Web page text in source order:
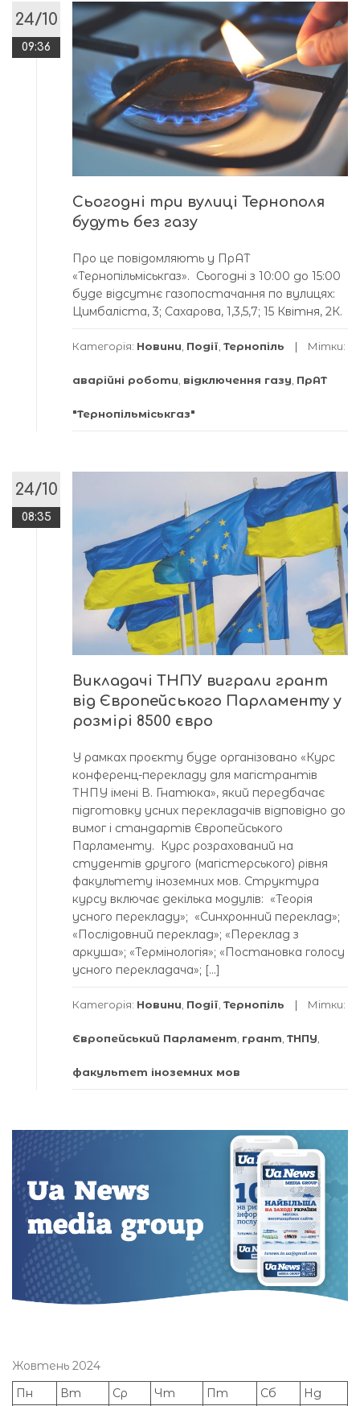
24/10
09:36
Сьогодні три вулиці Тернополя
будуть без газу
Про це повідомляють у ПрАТ
«Тернопільміськгаз». Сьогодні з 10:00 до 15:00
буде відсутнє газопостачання по вулицях:
Цимбаліста, 3; Сахарова, 1,3,5,7; 15 Квітня, 2К.
Категорія: Новини Події Тернопіль Мітки:
аварійні роботи відключення газу ПрАТ
"Тернопільміськгаз"
24/10
08:35
Викладачі ТНПУ виграли грант
від Європейського Парламенту у
розмірі 8500 євро
У рамках проєкту буде організовано «Курс
конференц-перекладу для магістрантів
ТНПУ імені В. Гнатюка», який передбачає
підготовку усних перекладачів відповідно до
вимог і стандартів Європейського
Парламенту. Курс розрахований на
студентів другого (магістерського) рівня
факультету іноземних мов. Структура
курсу включає декілька модулів: «Теорія
усного перекладу»; «Синхронний переклад»;
«Послідовний переклад»; «Переклад з
аркуша»; «Термінологія»; «Постановка голосу
усного перекладача»; […]
Категорія: Новини, Події, Тернопіль Мітки:
Європейський Парламент, грант, ТНПУ,
факультет іноземних мов
Жовтень 2024
Пн
Вт Ср Чт Пт Сб
Нд